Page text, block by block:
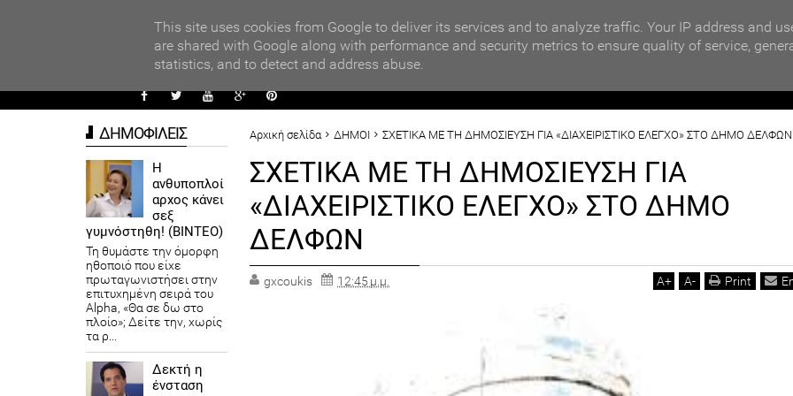
ΑΥΤΟΔΙΟΙΚΗΣΗ
Αρχική σελίδα ΔΗΜΟΙ ΣΧΕΤΙΚΑ ΜΕ ΤΗ ΔΗΜΟΣΙΕΥΣΗ ΓΙΑ «ΔΙΑΧΕΙΡΙΣΤΙΚΟ ΕΛΕΓΧΟ» ΣΤΟ ΔΗΜΟ ΔΕΛΦΩΝ
ΣΧΕΤΙΚΑ ΜΕ ΤΗ ΔΗΜΟΣΙΕΥΣΗ ΓΙΑ
«ΔΙΑΧΕΙΡΙΣΤΙΚΟ ΕΛΕΓΧΟ» ΣΤΟ ΔΗΜΟ
ΔΕΛΦΩΝ
gxcoukis 12:45 μ.μ. A+ A- Print
ΔΗΜΟΦΙΛΕΙΣ
Η
ανθυποπλοί
αρχος κάνει
σεξ
γυμνόστηθη! (ΒΙΝΤΕΟ)
Τη θυμάστε την όμορφη
ηθοποιό που είχε
πρωταγωνιστήσει στην
επιτυχημένη σειρά του
Alpha, «Θα σε δω στο
πλοίο»; Δείτε την, χωρίς
τα ρ...
Δεκτή η
ένσταση
This site uses cookies from Google to deliver its services and to analyze traffic. Your IP address and
are shared with Google along with performance and security metrics to ensure quality of service,
statistics, and to detect and address abuse.